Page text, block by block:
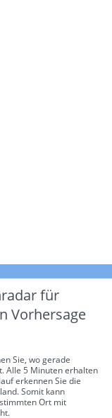
für
Vorhersage
Sie, wo gerade
Alle 5 Minuten erhalten
erkennen Sie die
Somit kann
Ort mit